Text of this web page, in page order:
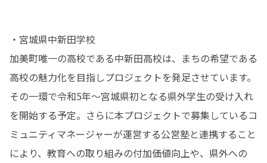
・宮城県中新田学校
加美町唯一の高校である中新田高校は、まちの希望である
高校の魅力化を目指しプロジェクトを発足させています。
その一環で令和5年〜宮城県初となる県外学生の受け入れ
を開始する予定。さらに本プロジェクトで募集しているコ
ミュニティマネージャーが運営する公営塾と連携すること
により、教育への取り組みの付加価値向上や、県外への